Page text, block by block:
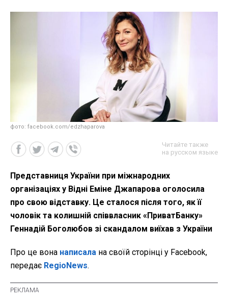
фото: facebook.com/edzhaparova
Читайте также
на русском языке
Представниця України при міжнародних
організаціях у Відні Еміне Джапарова оголосила
про свою відставку. Це сталося після того, як її
чоловік та колишній співвласник «ПриватБанку»
Геннадій Боголюбов зі скандалом виїхав з України
Про це вона написала на своїй сторінці у Facebook,
передає RegioNews.